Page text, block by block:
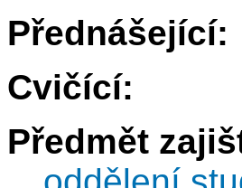
Přednášející:
Cvičící:
Předmět